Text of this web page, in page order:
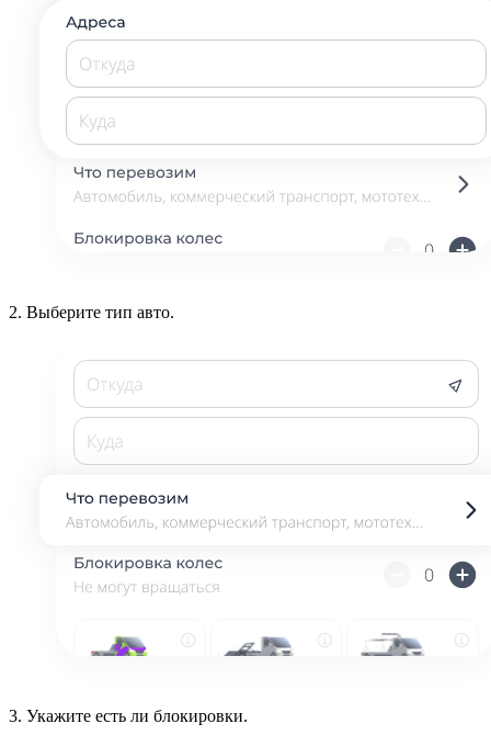
2. Выберите тип авто.
3. Укажите есть ли блокировки.